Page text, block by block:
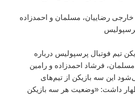
خارجی رضاییان، مسلمان و احمدزاده
تیم فوتبال پرسپولیس درباره
فرشاد احمدزاده و رامین
این سه بازیکن از تیم‌های
داشت: «وضعیت هر سه بازیکن